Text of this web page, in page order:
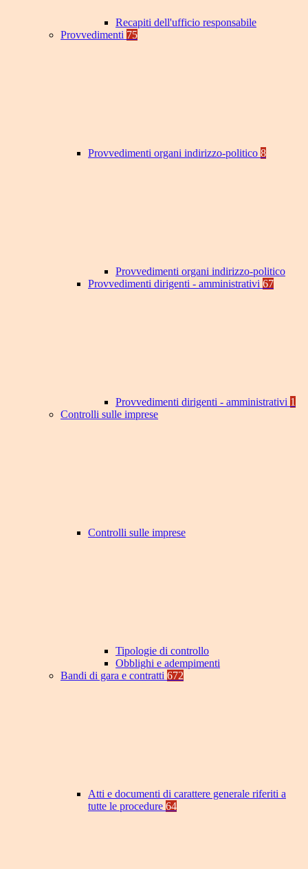
Recapiti dell'ufficio responsabile
Provvedimenti 75
Provvedimenti organi indirizzo-politico 8
Provvedimenti organi indirizzo-politico
Provvedimenti dirigenti - amministrativi 67
Provvedimenti dirigenti - amministrativi 1
Controlli sulle imprese
Controlli sulle imprese
Tipologie di controllo
Obblighi e adempimenti
Bandi di gara e contratti 672
Atti e documenti di carattere generale riferiti a
tutte le procedure 64